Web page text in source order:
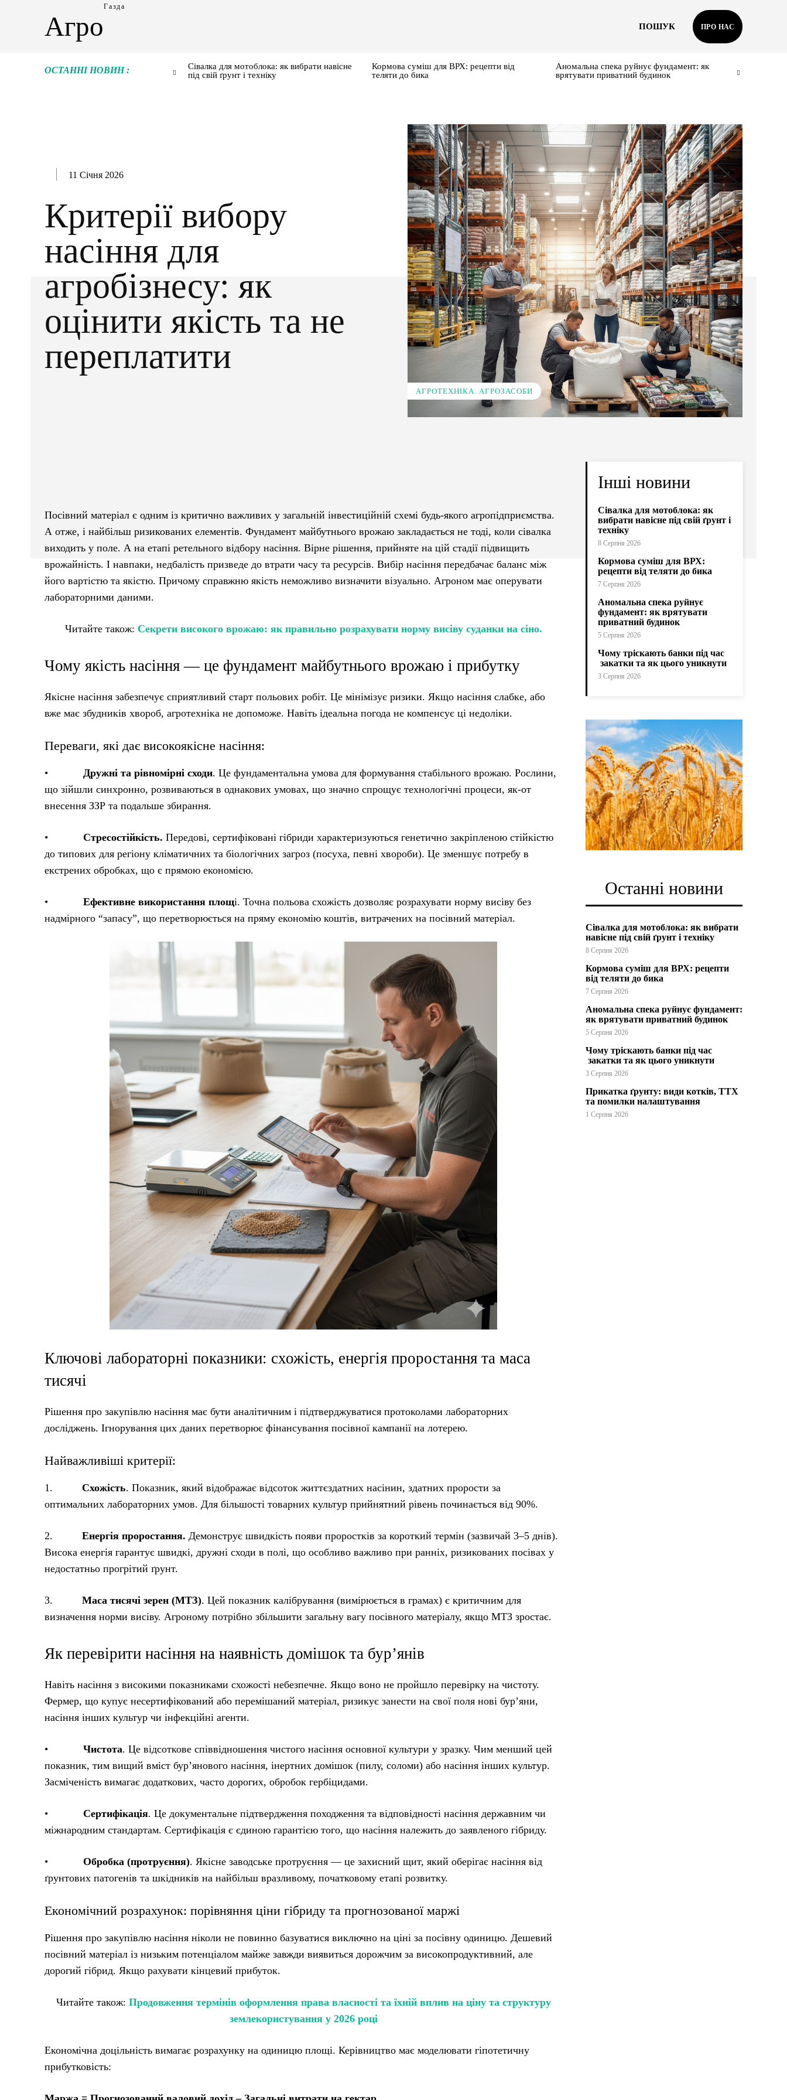
Агро
Газда
ПОШУК ПРО НАС
ОСТАННІ НОВИН :
Сівалка для мотоблока: як вибрати навісне
під свій ґрунт і техніку
Кормова суміш для ВРХ: рецепти від
теляти до бика
Аномальна спека руйнує фундамент: як
врятувати приватний будинок
11 Січня 2026
Критерії вибору
насіння для
агробізнесу: як
оцінити якість та не
переплатити
АГРОТЕХНІКА. АГРОЗАСОБИ
Посівний матеріал є одним із критично важливих у загальній інвестиційній схемі будь-якого агропідприємства.
А отже, і найбільш ризикованих елементів. Фундамент майбутнього врожаю закладається не тоді, коли сівалка
виходить у поле. А на етапі ретельного відбору насіння. Вірне рішення, прийняте на цій стадії підвищить
врожайність. І навпаки, недбалість призведе до втрати часу та ресурсів. Вибір насіння передбачає баланс між
його вартістю та якістю. Причому справжню якість неможливо визначити візуально. Агроном має оперувати
лабораторними даними.
Читайте також: Секрети високого врожаю: як правильно розрахувати норму висіву суданки на сіно.
Чому якість насіння — це фундамент майбутнього врожаю і прибутку
Якісне насіння забезпечує сприятливий старт польових робіт. Це мінімізує ризики. Якщо насіння слабке, або
вже має збудників хвороб, агротехніка не допоможе. Навіть ідеальна погода не компенсує ці недоліки.
Переваги, які дає високоякісне насіння:
• Дружні та рівномірні сходи. Це фундаментальна умова для формування стабільного врожаю. Рослини,
що зійшли синхронно, розвиваються в однакових умовах, що значно спрощує технологічні процеси, як-от
внесення ЗЗР та подальше збирання.
• Стресостійкість. Передові, сертифіковані гібриди характеризуються генетично закріпленою стійкістю
до типових для регіону кліматичних та біологічних загроз (посуха, певні хвороби). Це зменшує потребу в
екстрених обробках, що є прямою економією.
• Ефективне використання площі. Точна польова схожість дозволяє розрахувати норму висіву без
надмірного “запасу”, що перетворюється на пряму економію коштів, витрачених на посівний матеріал.
Ключові лабораторні показники: схожість, енергія проростання та маса
тисячі
Рішення про закупівлю насіння має бути аналітичним і підтверджуватися протоколами лабораторних
досліджень. Ігнорування цих даних перетворює фінансування посівної кампанії на лотерею.
Найважливіші критерії:
1. Схожість. Показник, який відображає відсоток життєздатних насінин, здатних прорости за
оптимальних лабораторних умов. Для більшості товарних культур прийнятний рівень починається від 90%.
2. Енергія проростання. Демонструє швидкість появи проростків за короткий термін (зазвичай 3–5 днів).
Висока енергія гарантує швидкі, дружні сходи в полі, що особливо важливо при ранніх, ризикованих посівах у
недостатньо прогрітий ґрунт.
3. Маса тисячі зерен (МТЗ). Цей показник калібрування (вимірюється в грамах) є критичним для
визначення норми висіву. Агроному потрібно збільшити загальну вагу посівного матеріалу, якщо МТЗ зростає.
Як перевірити насіння на наявність домішок та бур’янів
Навіть насіння з високими показниками схожості небезпечне. Якщо воно не пройшло перевірку на чистоту.
Фермер, що купує несертифікований або перемішаний матеріал, ризикує занести на свої поля нові бур’яни,
насіння інших культур чи інфекційні агенти.
• Чистота. Це відсоткове співвідношення чистого насіння основної культури у зразку. Чим менший цей
показник, тим вищий вміст бур’янового насіння, інертних домішок (пилу, соломи) або насіння інших культур.
Засміченість вимагає додаткових, часто дорогих, обробок гербіцидами.
• Сертифікація. Це документальне підтвердження походження та відповідності насіння державним чи
міжнародним стандартам. Сертифікація є єдиною гарантією того, що насіння належить до заявленого гібриду.
• Обробка (протруєння). Якісне заводське протруєння — це захисний щит, який оберігає насіння від
ґрунтових патогенів та шкідників на найбільш вразливому, початковому етапі розвитку.
Економічний розрахунок: порівняння ціни гібриду та прогнозованої маржі
Рішення про закупівлю насіння ніколи не повинно базуватися виключно на ціні за посівну одиницю. Дешевий
посівний матеріал із низьким потенціалом майже завжди виявиться дорожчим за високопродуктивний, але
дорогий гібрид. Якщо рахувати кінцевий прибуток.
Читайте також: Продовження термінів оформлення права власності та їхній вплив на ціну та структуру
землекористування у 2026 році
Економічна доцільність вимагає розрахунку на одиницю площі. Керівництво має моделювати гіпотетичну
прибутковість:
Інші новини
Сівалка для мотоблока: як
вибрати навісне під свій ґрунт і
техніку
8 Серпня 2026
Кормова суміш для ВРХ:
рецепти від теляти до бика
7 Серпня 2026
Аномальна спека руйнує
фундамент: як врятувати
приватний будинок
5 Серпня 2026
Чому тріскають банки під час
закатки та як цього уникнути
3 Серпня 2026
Останні новини
Сівалка для мотоблока: як вибрати
навісне під свій ґрунт і техніку
8 Серпня 2026
Кормова суміш для ВРХ: рецепти
від теляти до бика
7 Серпня 2026
Аномальна спека руйнує фундамент:
як врятувати приватний будинок
5 Серпня 2026
Чому тріскають банки під час
закатки та як цього уникнути
3 Серпня 2026
Прикатка ґрунту: види котків, ТТХ
та помилки налаштування
1 Серпня 2026